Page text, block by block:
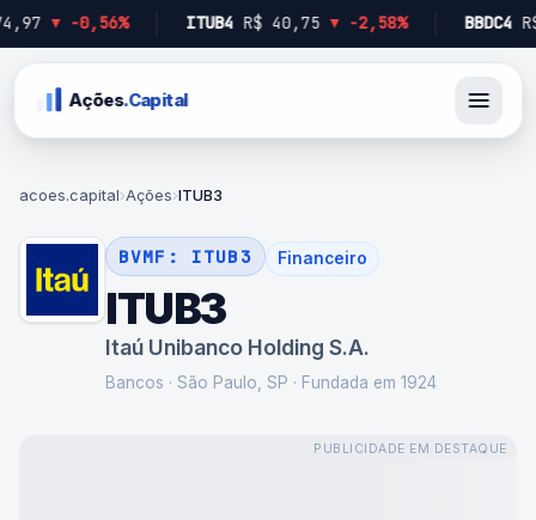
▼ -0,56% ITUB4 R$ 40,75 ▼ -2,58% BBDC4 R$
Ações.Capital
acoes.capital›Ações›ITUB3
BVMF: ITUB3 Financeiro
ITUB3
Itaú Unibanco Holding S.A.
Bancos · São Paulo, SP · Fundada em 1924
PUBLICIDADE EM DESTAQUE